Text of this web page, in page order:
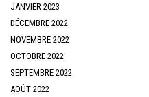
JANVIER 2023
DÉCEMBRE 2022
NOVEMBRE 2022
OCTOBRE 2022
SEPTEMBRE 2022
AOÛT 2022